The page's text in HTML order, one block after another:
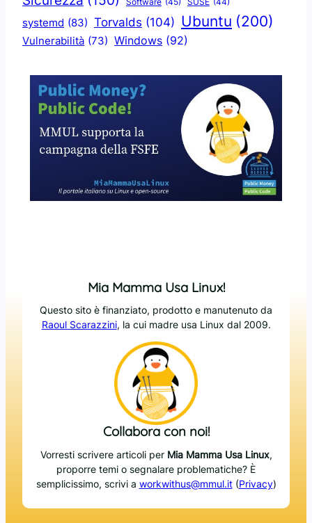
systemd (83) Torvalds (104) Ubuntu (200)
Vulnerabilità (73) Windows (92)
Mia Mamma Usa Linux!
Questo sito è finanziato, prodotto e manutenuto da
Raoul Scarazzini, la cui madre usa Linux dal 2009.
Collabora con noi!
Vorresti scrivere articoli per Mia Mamma Usa Linux,
proporre temi o segnalare problematiche? È
semplicissimo, scrivi a workwithus@mmul.it(Privacy)